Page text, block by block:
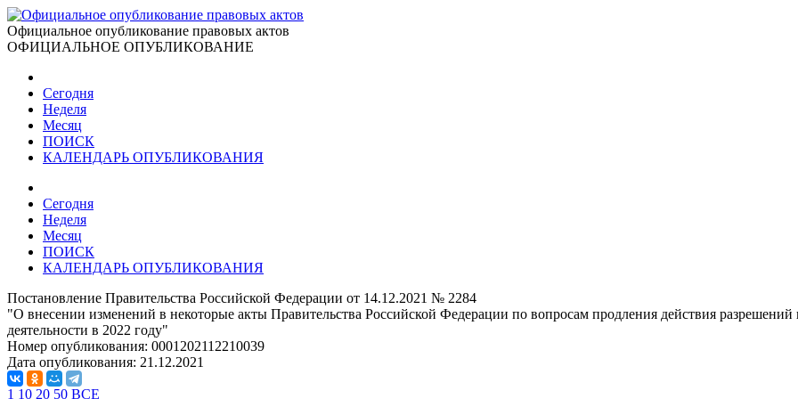
Официальное опубликование правовых актов
ОФИЦИАЛЬНОЕ ОПУБЛИКОВАНИЕ
Сегодня
Неделя
Месяц
ПОИСК
КАЛЕНДАРЬ ОПУБЛИКОВАНИЯ
Сегодня
Неделя
Месяц
ПОИСК
КАЛЕНДАРЬ ОПУБЛИКОВАНИЯ
Постановление Правительства Российской Федерации от 14.12.2021 № 2284
"О внесении изменений в некоторые акты Правительства Российской Федерации по вопросам продления действия
деятельности в 2022 году"
Номер опубликования: 0001202112210039
Дата опубликования: 21.12.2021
1 10 20 50 ВСЕ